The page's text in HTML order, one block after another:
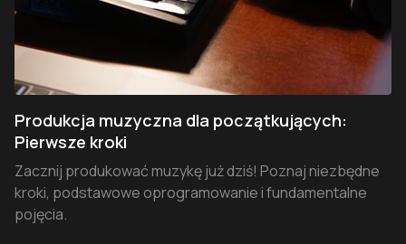
Produkcja muzyczna dla początkujących:
Pierwsze kroki
Zacznij produkować muzykę już dziś! Poznaj niezbędne
kroki, podstawowe oprogramowanie i fundamentalne
pojęcia.